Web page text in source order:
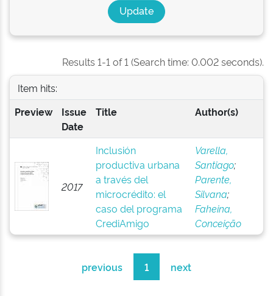
Results 1-1 of 1 (Search time: 0.002 seconds).
Item hits:
Preview
Issue
Date
Title Author(s)
2017
Inclusión
productiva urbana
a través del
microcrédito: el
caso del programa
CrediAmigo
Varella,
Santiago;
Parente,
Silvana;
Faheina,
Conceição
previous 1 next